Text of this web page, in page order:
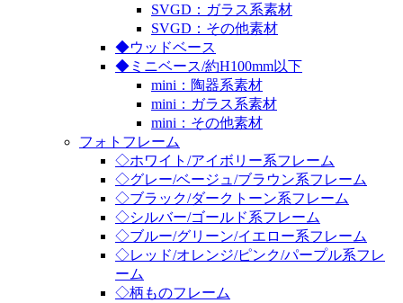
SVGD：ガラス系素材
SVGD：その他素材
◆ウッドベース
◆ミニベース/約H100mm以下
mini：陶器系素材
mini：ガラス系素材
mini：その他素材
フォトフレーム
◇ホワイト/アイボリー系フレーム
◇グレー/ベージュ/ブラウン系フレーム
◇ブラック/ダークトーン系フレーム
◇シルバー/ゴールド系フレーム
◇ブルー/グリーン/イエロー系フレーム
◇レッド/オレンジ/ピンク/パープル系フレ
ーム
◇柄ものフレーム